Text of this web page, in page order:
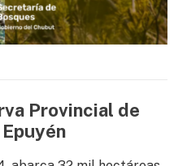
Provincial de